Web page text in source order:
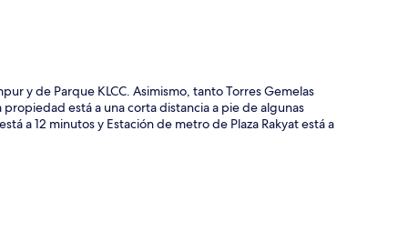
y de Parque KLCC. Asimismo, tanto Torres Gemelas
está a una corta distancia a pie de algunas
a 12 minutos y Estación de metro de Plaza Rakyat está a